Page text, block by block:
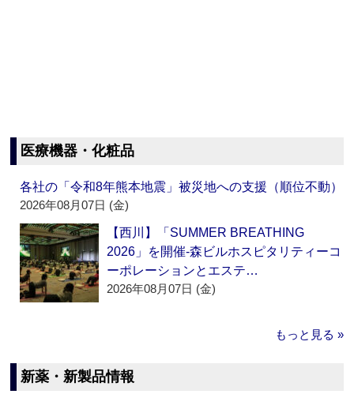
医療機器・化粧品
各社の「令和8年熊本地震」被災地への支援（順位不動）
2026年08月07日 (金)
【西川】「SUMMER BREATHING
2026」を開催‐森ビルホスピタリティーコ
ーポレーションとエステ…
2026年08月07日 (金)
もっと見る »
新薬・新製品情報